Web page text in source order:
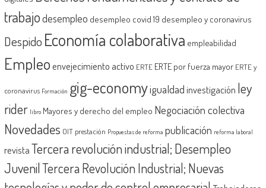
trabajodesempleo desempleo covid 19 desempleo y coronavirus
Despido Economía colaborativa empleabilidad
Empleoenvejecimiento activo ERTE ERTE por fuerza mayor ERTE y
coronavirus Formación gig-economyigualdadinvestigación ley
rider libro Mayores y derecho del empleo Negociación colectiva
Novedades OIT prestación Propuestas de reforma publicación reforma laboral
revistaTercera revolución industrial; Desempleo
JuvenilTercera Revolución Industrial; Nuevas